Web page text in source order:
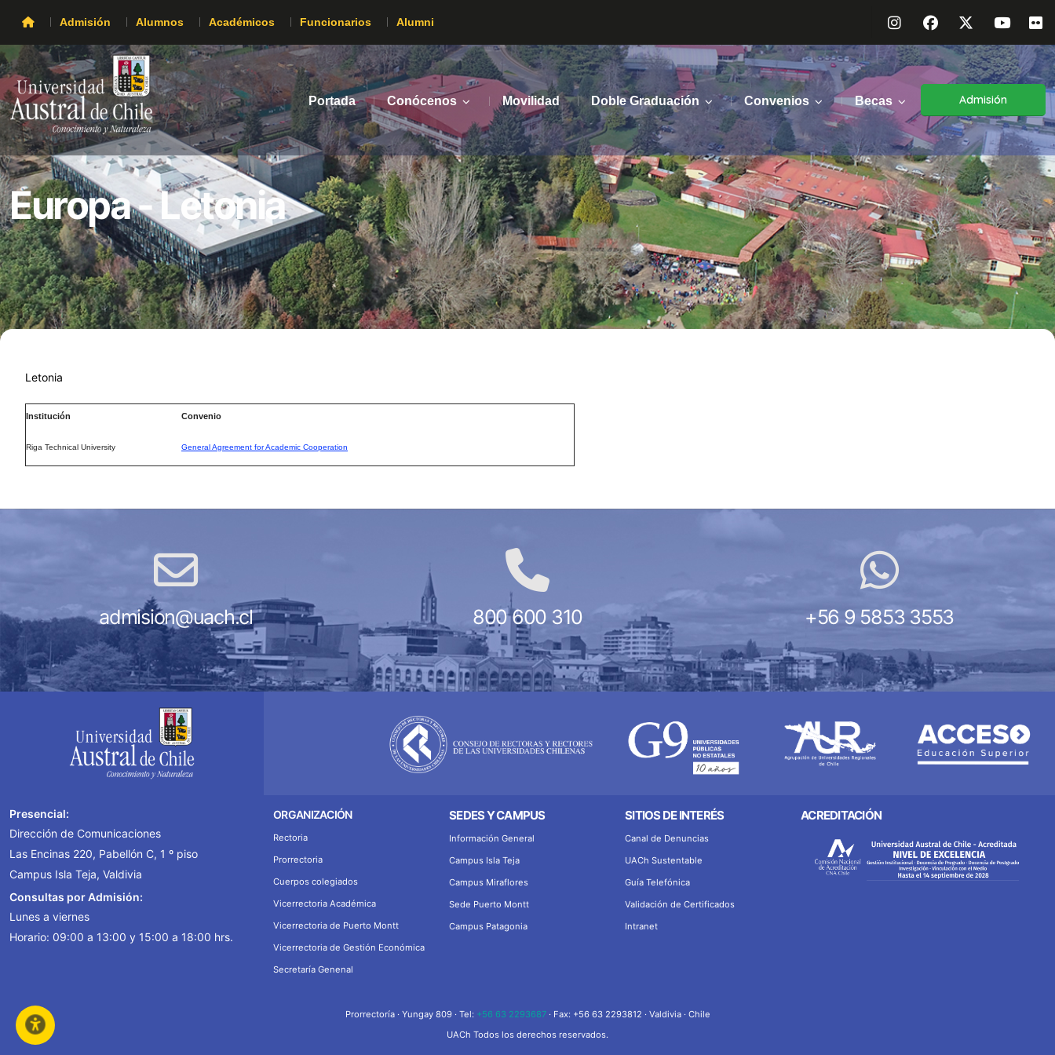
Admisión Alumnos Académicos Funcionarios Alumni
Portada Conócenos Movilidad Doble Graduación Convenios Becas Admisión
Europa - Letonia
Letonia
Institución Convenio
Riga Technical University General Agreement for Academic Cooperation
admision@uach.cl 800 600 310 +56 9 5853 3553
Presencial:
Dirección de Comunicaciones
Las Encinas 220, Pabellón C, 1 º piso
Campus Isla Teja, Valdivia
Consultas por Admisión:
Lunes a viernes
Horario: 09:00 a 13:00 y 15:00 a 18:00 hrs.
ORGANIZACIÓN
Rectoria
Prorrectoria
Cuerpos colegiados
Vicerrectoria Académica
Vicerrectoria de Puerto Montt
Vicerrectoria de Gestión Económica
Secretaría Genenal
SEDES Y CAMPUS
Información General
Campus Isla Teja
Campus Miraflores
Sede Puerto Montt
Campus Patagonia
SITIOS DE INTERÉS
Canal de Denuncias
UACh Sustentable
Guía Telefónica
Validación de Certificados
Intranet
ACREDITACIÓN
Prorrectoría · Yungay 809 · Tel: +56 63 2293687· Fax: +56 63 2293812 · Valdivia · Chile
UACh Todos los derechos reservados.